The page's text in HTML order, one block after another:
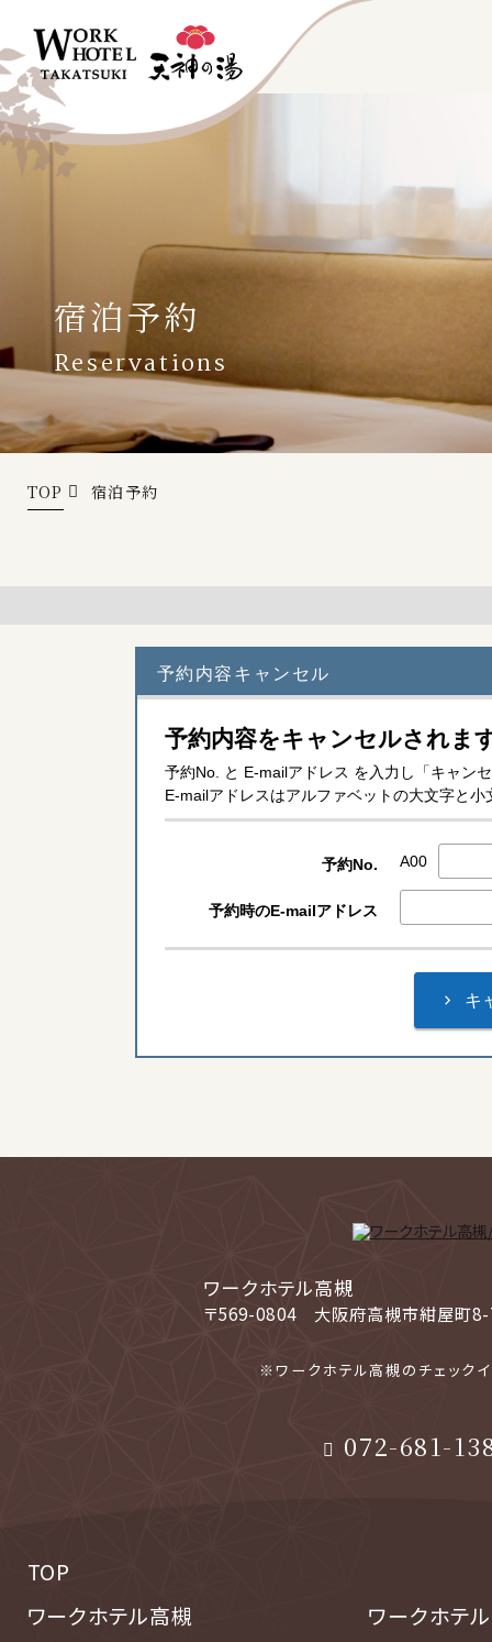
宿泊予約
Reservations
TOP 宿泊予約
予約内容キャンセル
予約内容をキャンセルされま
予約No. と E-mailアドレス を入力し「キャン
E-mailアドレスはアルファベットの大文字と
予約No. A00
予約時のE-mailアドレス
ワークホテル高槻
〒569-0804 大阪府高槻市紺屋町
※ワークホテル高槻のチェック
072-681-
TOP
ワークホテル高槻
ワークホテ